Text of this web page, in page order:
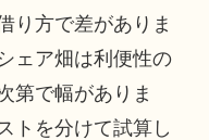
り方で差がありま
ェア畑は利便性の
第で幅がありま
トを分けて試算し